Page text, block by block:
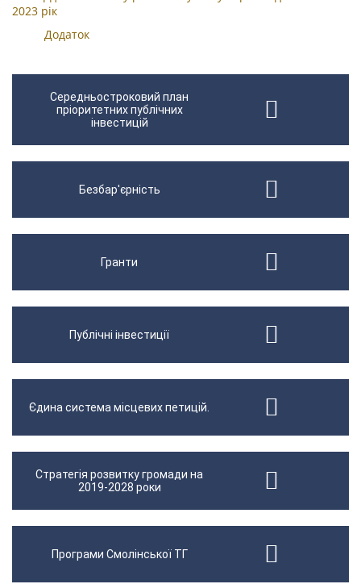
2023 рік
Додаток
Середньостроковий план
пріоритетних публічних
інвестицій
Безбар'єрність
Гранти
Публічні інвестиції
Єдина система місцевих петицій.
Стратегія розвитку громади на
2019-2028 роки
Програми Смолінської ТГ